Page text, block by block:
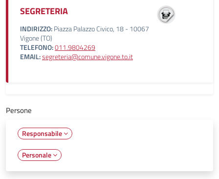
SEGRETERIA
INDIRIZZO:Piazza Palazzo Civico, 18 - 10067
Vigone (TO)
TELEFONO:011.9804269
EMAIL:segreteria@comune.vigone.to.it
Persone
Responsabile
Personale